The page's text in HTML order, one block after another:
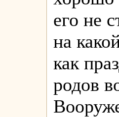
его не
на
как
родов